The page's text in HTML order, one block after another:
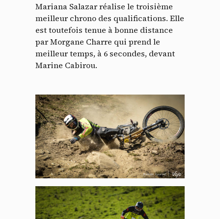
Mariana Salazar réalise le troisième
meilleur chrono des qualifications. Elle
est toutefois tenue à bonne distance
par Morgane Charre qui prend le
meilleur temps, à 6 secondes, devant
Marine Cabirou.